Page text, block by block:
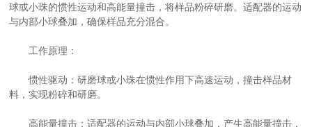
球或小珠的惯性运动和高能量撞击，将样品粉碎研磨。适配器的运动
与内部小球叠加，确保样品充分混合。
工作原理：
惯性驱动：研磨球或小珠在惯性作用下高速运动，撞击样品材
料，实现粉碎和研磨。
高能量撞击：适配器的运动与内部小球叠加，产生高能量撞击，